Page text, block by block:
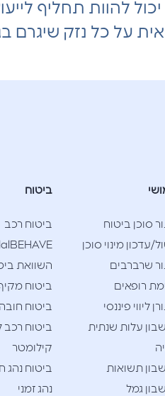
יכול להוות תחליף
על כל נזק
סוכן ביטוח
עדכון מינוי סוכן
שרברבים
רופאים
ליווי פיננסי
עלות שנתית
תשואות
גמל
ביטוח
ביטוח רכב
השוואת
ביטוח
ביטוח חובה
ביטוח רכב
קילומטר
ביטוח נהג
נהג זמני